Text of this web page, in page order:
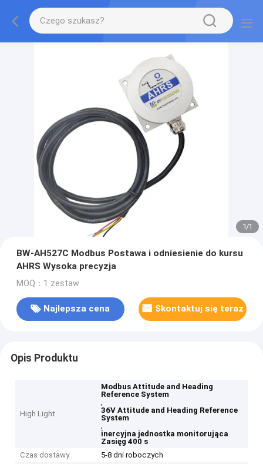
1/1
BW-AH527C Modbus Postawa i odniesienie do kursu
AHRS Wysoka precyzja
MOQ：1 zestaw
Najlepsza cena Skontaktuj się teraz
Opis Produktu
High Light
Modbus Attitude and Heading
Reference System
,
36V Attitude and Heading Reference
System
,
inercyjna jednostka monitorująca
Zasięg 400 s
Czas dostawy
5-8 dni roboczych